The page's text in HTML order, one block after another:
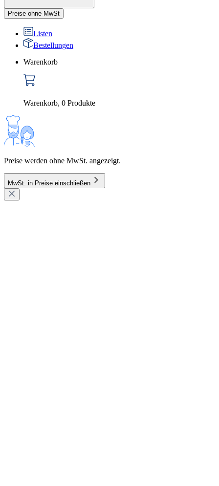
Preise ohne MwSt
Listen
Bestellungen
Warenkorb
Warenkorb, 0 Produkte
Preise werden ohne MwSt. angezeigt.
MwSt. in Preise einschließen